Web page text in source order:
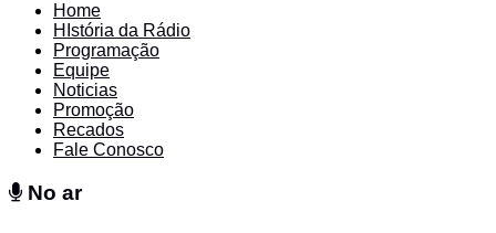
Home
HIstória da Rádio
Programação
Equipe
Noticias
Promoção
Recados
Fale Conosco
No ar